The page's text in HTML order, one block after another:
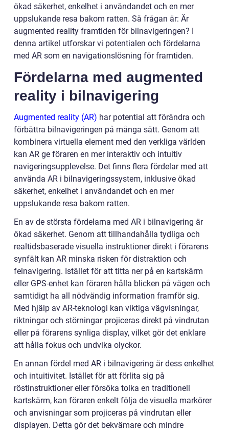
ökad säkerhet, enkelhet i användandet och en mer
uppslukande resa bakom ratten. Så frågan är: Är
augmented reality framtiden för bilnavigeringen? I
denna artikel utforskar vi potentialen och fördelarna
med AR som en navigationslösning för framtiden.
Fördelarna med augmented
reality i bilnavigering
Augmented reality (AR) har potential att förändra och
förbättra bilnavigeringen på många sätt. Genom att
kombinera virtuella element med den verkliga världen
kan AR ge föraren en mer interaktiv och intuitiv
navigeringsupplevelse. Det finns flera fördelar med att
använda AR i bilnavigeringssystem, inklusive ökad
säkerhet, enkelhet i användandet och en mer
uppslukande resa bakom ratten.
En av de största fördelarna med AR i bilnavigering är
ökad säkerhet. Genom att tillhandahålla tydliga och
realtidsbaserade visuella instruktioner direkt i förarens
synfält kan AR minska risken för distraktion och
felnavigering. Istället för att titta ner på en kartskärm
eller GPS-enhet kan föraren hålla blicken på vägen och
samtidigt ha all nödvändig information framför sig.
Med hjälp av AR-teknologi kan viktiga vägvisningar,
riktningar och störningar projiceras direkt på vindrutan
eller på förarens synliga display, vilket gör det enklare
att hålla fokus och undvika olyckor.
En annan fördel med AR i bilnavigering är dess enkelhet
och intuitivitet. Istället för att förlita sig på
röstinstruktioner eller försöka tolka en traditionell
kartskärm, kan föraren enkelt följa de visuella markörer
och anvisningar som projiceras på vindrutan eller
displayen. Detta gör det bekvämare och mindre